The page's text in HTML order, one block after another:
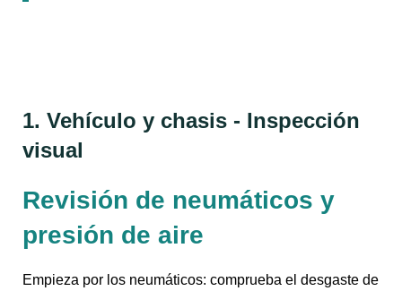
1. Vehículo y chasis - Inspección
visual
Revisión de neumáticos y
presión de aire
Empieza por los neumáticos: comprueba el desgaste de